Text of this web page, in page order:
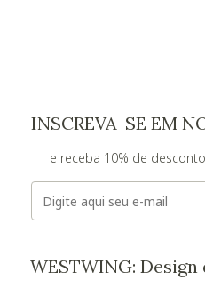
INSCREVA-SE EM
e receba 10% de
WESTWING: